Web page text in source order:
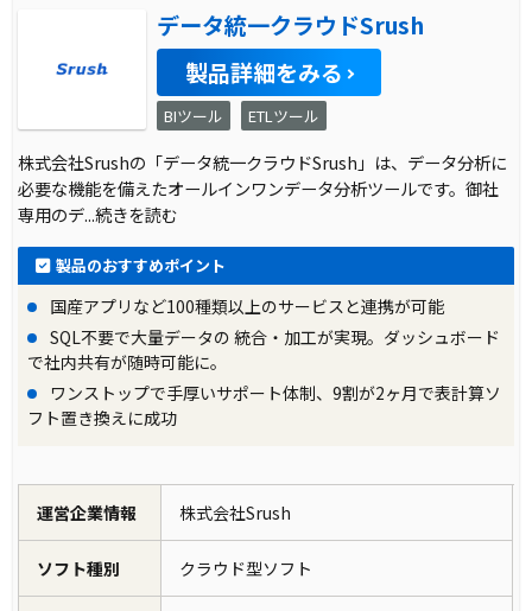
データ統一クラウドSrush
製品詳細をみる
BIツール ETLツール
株式会社Srushの「データ統一クラウドSrush」は、データ分析に
必要な機能を備えたオールインワンデータ分析ツールです。御社
専用のデ...続きを読む
製品のおすすめポイント
国産アプリなど100種類以上のサービスと連携が可能
SQL不要で大量データの 統合・加工が実現。ダッシュボード
で社内共有が随時可能に。
ワンストップで手厚いサポート体制、9割が2ヶ月で表計算ソ
フト置き換えに成功
運営企業情報 株式会社Srush
ソフト種別 クラウド型ソフト